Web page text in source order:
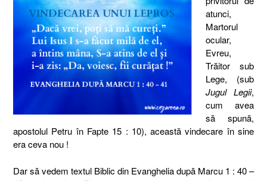
atunci,
Martorul
ocular,
Evreu,
Trăitor sub
Lege, (sub
Jugul Legii,
cum avea
să spună,
apostolul Petru în Fapte 15 : 10), această vindecare în sine
era ceva nou !
Dar să vedem textul Biblic din Evanghelia după Marcu 1 : 40 –